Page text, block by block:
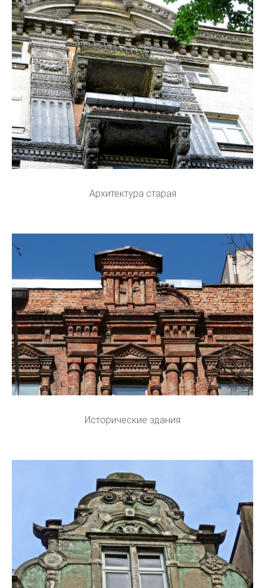
Архитектура старая
Исторические здания